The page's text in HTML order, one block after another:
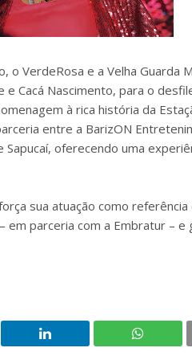
VerdeRosa e a Velha Guarda
Cacá Nascimento, para o
à rica história da
entre a BarizON
oferecendo uma
sua atuação como
em parceria com a Embratur –